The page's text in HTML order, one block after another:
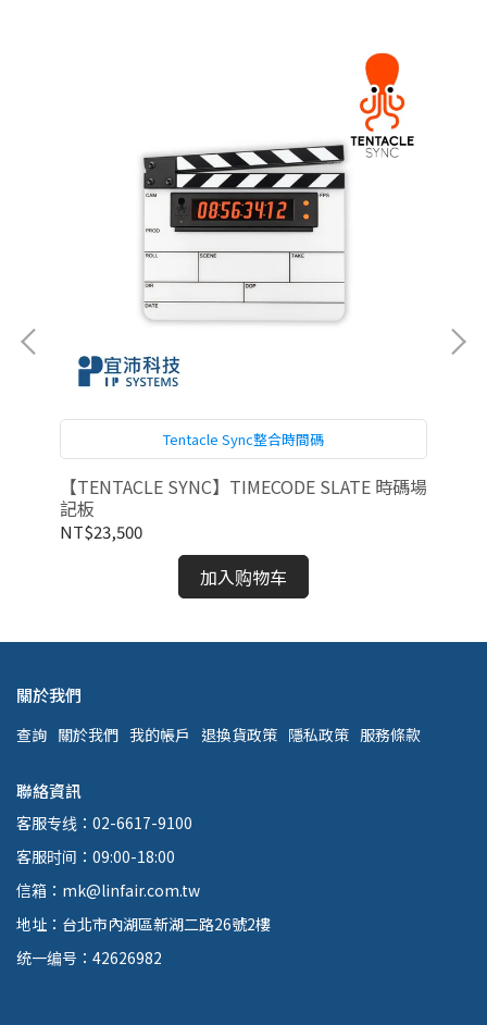
Tentacle Sync整合時間碼
【TENTACLE SYNC】TIMECODE SLATE 時碼場
記板
NT$23,500
加入购物车
關於我們
查詢 關於我們 我的帳戶 退換貨政策 隱私政策 服務條款
聯絡資訊
客服专线：02-6617-9100
客服时间：09:00-18:00
信箱：mk@linfair.com.tw
地址：台北市內湖區新湖二路26號2樓
统一编号：42626982